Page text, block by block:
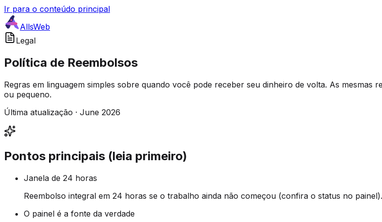
Ir para o conteúdo principal
AllsWeb
Legal
Política de Reembolsos
Regras em linguagem simples sobre quando você pode receber seu dinheiro de volta. As
ou pequeno.
Última atualização · June 2026
Pontos principais (leia primeiro)
Janela de 24 horas
Reembolso integral em 24 horas se o trabalho ainda não começou (confira o status no painel).
O painel é a fonte da verdade